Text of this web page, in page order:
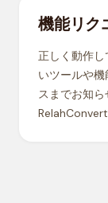
機能リク
正しく動作
いツールや
スまでお知